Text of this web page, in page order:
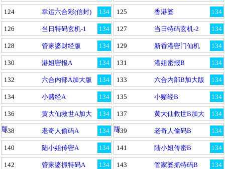
134
124 幸运六合彩(信封) 134
125 香港婆
134
126 当日特码玄机-1 134
127 当日特码玄机-2
134
128 管家婆财经版 134
129 新香港密门仙机
134
130 港姐密报A 134
131 港姐密报B
134
132 六合内部A加大版 134
133 六合内部B加大版
134
134 小赌经A 134
135 小赌经B
134
136
黄大仙救世A加大
版
134
137
黄大仙救世B加大
版
134
138 老奇人偷码A 134
139 老奇人偷码B
134
140 陆小姐传密A 134
141 陆小姐传密B
134
142 管家婆抓特码A 134
143 管家婆抓特码B